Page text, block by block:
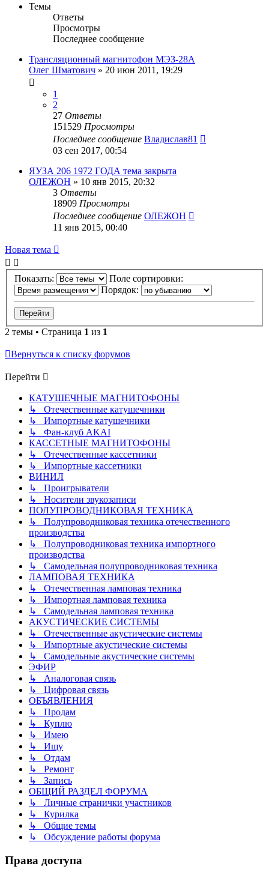
Темы
Ответы
Просмотры
Последнее сообщение
Трансляционный магнитофон МЭЗ-28А
Олег Шматович » 20 июн 2011, 19:29
1
2
27 Ответы
151529 Просмотры
Последнее сообщение Владислав81
03 сен 2017, 00:54
ЯУЗА 206 1972 ГОДА тема закрыта
ОЛЕЖОН » 10 янв 2015, 20:32
3 Ответы
18909 Просмотры
Последнее сообщение ОЛЕЖОН
11 янв 2015, 00:40
Новая тема
Показать:
Поле сортировки:
Порядок:
2 темы • Страница 1 из 1
Вернуться к списку форумов
Перейти
КАТУШЕЧНЫЕ МАГНИТОФОНЫ
↳ Отечественные катушечники
↳ Импортные катушечники
↳ Фан-клуб AKAI
КАССЕТНЫЕ МАГНИТОФОНЫ
↳ Отечественные кассетники
↳ Импортные кассетники
ВИНИЛ
↳ Проигрыватели
↳ Носители звукозаписи
ПОЛУПРОВОДНИКОВАЯ ТЕХНИКА
↳ Полупроводниковая техника отечественного
производства
↳ Полупроводниковая техника импортного
производства
↳ Самодельная полупроводниковая техника
ЛАМПОВАЯ ТЕХНИКА
↳ Отечественная ламповая техника
↳ Импортная ламповая техника
↳ Самодельная ламповая техника
АКУСТИЧЕСКИЕ СИСТЕМЫ
↳ Отечественные акустические системы
↳ Импортные акустические системы
↳ Самодельные акустические системы
ЭФИР
↳ Аналоговая связь
↳ Цифровая связь
ОБЪЯВЛЕНИЯ
↳ Продам
↳ Куплю
↳ Имею
↳ Ищу
↳ Отдам
↳ Ремонт
↳ Запись
ОБЩИЙ РАЗДЕЛ ФОРУМА
↳ Личные странички участников
↳ Курилка
↳ Общие темы
↳ Обсуждение работы форума
Права доступа